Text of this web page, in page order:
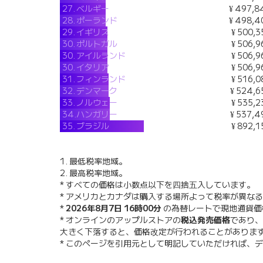
27.ベルギー
¥
28. ポーランド
¥
29. イギリス
¥
30. ポルトガル
¥
30. アイルランド
¥
30. イタリア
¥
31. フィンランド
¥
32.デンマーク
¥
33. ノルウェー
¥
34.ハンガリー
¥
35. ブラジル ¥
1. 最低税率地域。
2. 最高税率地域。
* すべての価格は小数点以下を四捨五入しています。
* アメリカとカナダは購入する場所よって税率が異な
*2026年8月7日 16時00分 の為替レートで現地通貨
* オンラインのアップルストアの税込発売価格であり
大きく下落すると、価格改定が行われることがあり
* このページを引用元として明記していただければ、